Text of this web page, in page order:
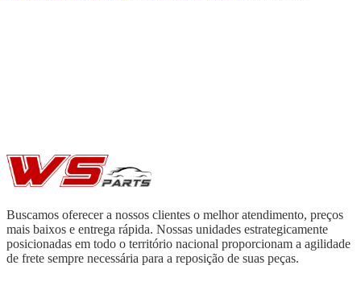
Buscamos oferecer a nossos clientes o melhor atendimento, preços
mais baixos e entrega rápida. Nossas unidades estrategicamente
posicionadas em todo o território nacional proporcionam a agilidade
de frete sempre necessária para a reposição de suas peças.